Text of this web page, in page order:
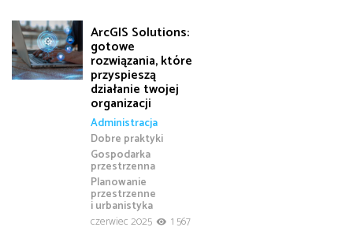
ArcGIS Solutions:
gotowe
rozwiązania, które
przyspieszą
działanie twojej
organizacji
Administracja
Dobre praktyki
Gospodarka
przestrzenna
Planowanie
przestrzenne
i urbanistyka
czerwiec 2025
1 567